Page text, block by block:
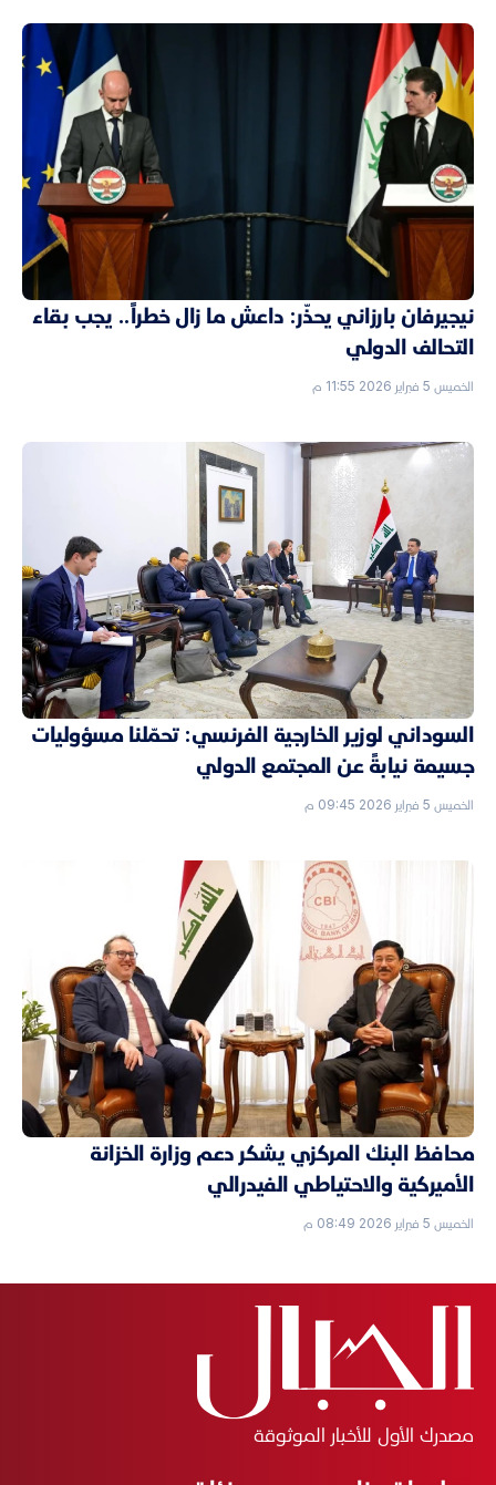
نيجيرفان بارزاني يحذّر: داعش ما زال خطراً.. يجب بقاء
التحالف الدولي
الخميس 5 فبراير 2026 11:55 م
السوداني لوزير الخارجية الفرنسي: تحمّلنا مسؤوليات
جسيمة نيابةً عن المجتمع الدولي
الخميس 5 فبراير 2026 09:45 م
محافظ البنك المركزي يشكر دعم وزارة الخزانة
الأميركية والاحتياطي الفيدرالي
الخميس 5 فبراير 2026 08:49 م
مصدرك الأول للأخبار الموثوقة